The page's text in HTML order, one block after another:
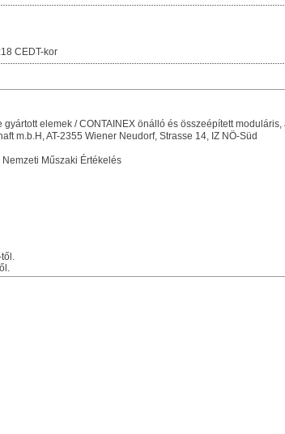
CEDT-kor
elemek / CONTAINEX önálló és összeépített
m.b.H, AT-2355 Wiener Neudorf, Strasse 14, IZ NÖ-Süd
Műszaki Értékelés